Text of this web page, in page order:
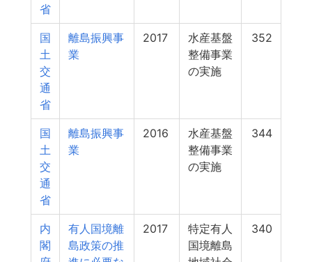
省
国
土
交
通
省
離島振興事
業
2017
水産基盤
整備事業
の実施
352
国
土
交
通
省
離島振興事
業
2016
水産基盤
整備事業
の実施
344
内
閣
有人国境離
島政策の推
2017
特定有人
国境離島
340